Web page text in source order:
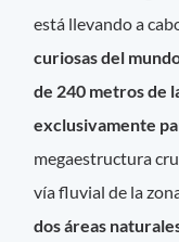
está llevando a
curiosas del
de 240 metros de
exclusivamente
megaestructura
vía fluvial de la
dos áreas